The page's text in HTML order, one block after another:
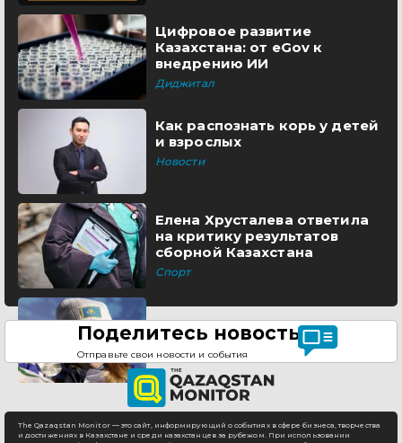
Цифровое развитие
Казахстана: от eGov к
внедрению ИИ
Диджитал
Как распознать корь у детей
и взрослых
Новости
Елена Хрусталева ответила
на критику результатов
сборной Казахстана
Спорт
Поделитесь новостью
Отправьте свои новости и события
The Qazaqstan Monitor — это сайт, информирующий о событиях в сфере бизнеса, творчества
и достижениях в Казахстане и среди казахстанцев за рубежом. При использовании